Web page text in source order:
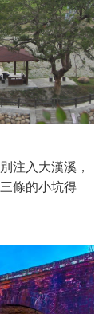
注入大漢溪，
條的小坑得
劫尾坑』，而
的地區，首推
西元１７４４
，就是現在的
候，所有的貨